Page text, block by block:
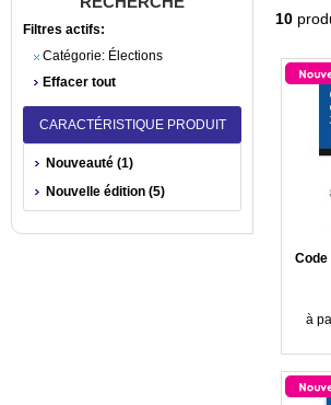
10
à
Filtres actifs:
Catégorie: Élections
Effacer tout
CARACTÉRISTIQUE PRODUIT
Nouveauté (1)
Nouvelle édition (5)